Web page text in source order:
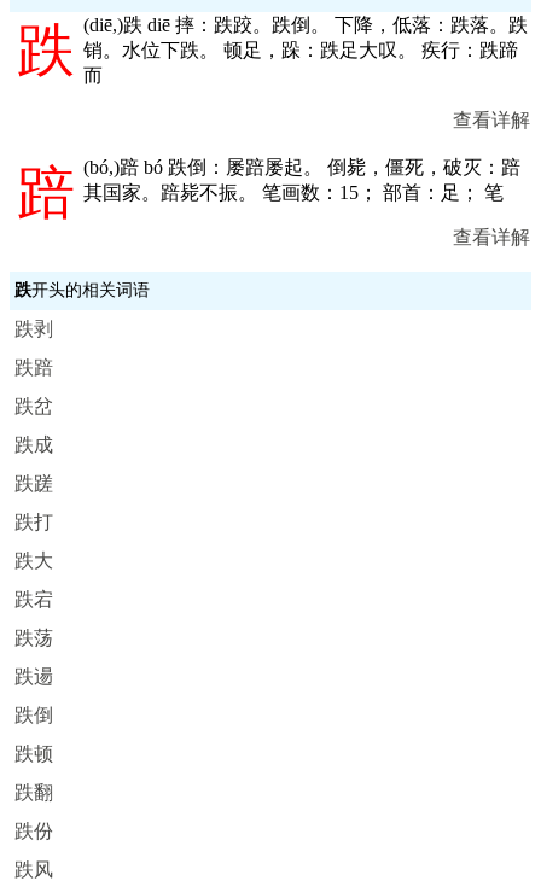
跌 (diē,)跌 diē 摔：跌跤。跌倒。 下降，低落：跌落。跌
销。水位下跌。 顿足，跺：跌足大叹。 疾行：跌蹄
而
查看详解
踣 (bó,)踣 bó 跌倒：屡踣屡起。 倒毙，僵死，破灭：踣
其国家。踣毙不振。 笔画数：15； 部首：足； 笔
查看详解
跌开头的相关词语
跌剥
跌踣
跌岔
跌成
跌蹉
跌打
跌大
跌宕
跌荡
跌逿
跌倒
跌顿
跌翻
跌份
跌风